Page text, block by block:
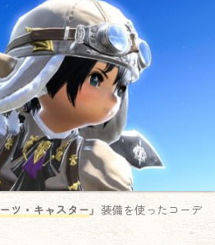
ツ・キャスター』装備を使ったコーデ